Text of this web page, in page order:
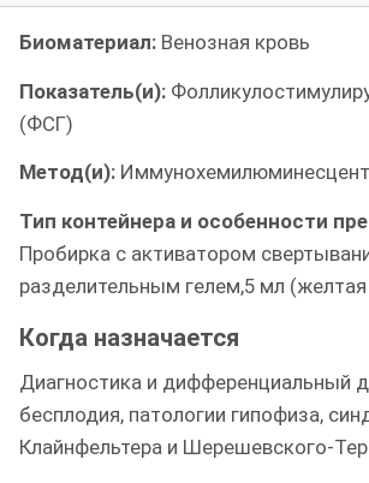
Биоматериал: Венозная кровь
Показатель(и):
(ФСГ)
Метод(и):
Тип контейнера и особенности
Пробирка с активатором
разделительным гелем,5 мл
Когда назначается
Диагностика и дифференциальный
бесплодия, патологии гипофиза,
Клайнфельтера и Шерешевского-